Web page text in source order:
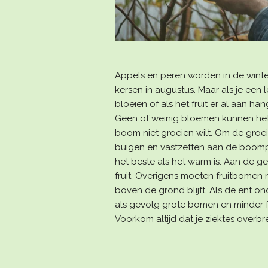
Appels en peren worden in de
kersen in augustus. Maar als je
bloeien of als het fruit er al aan
Geen of weinig bloemen kunnen
boom niet groeien wilt. Om de
buigen en vastzetten aan de
het beste als het warm is. Aan de
fruit. Overigens moeten
boven de grond blijft. Als de ent
als gevolg grote bomen en minder
Voorkom altijd dat je ziektes